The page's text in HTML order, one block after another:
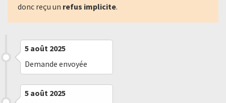
donc reçu un refus implicite.
5 août 2025
Demande envoyée
5 août 2025